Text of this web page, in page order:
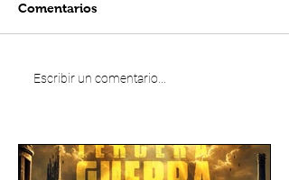
Comentarios
Escribir un comentario...